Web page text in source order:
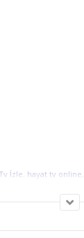
İzle hayat tv online